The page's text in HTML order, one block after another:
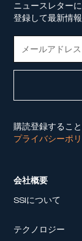
ニュースレターに
登録して最新情
購読登録するこ
プライバシーポ
会社概要
SSIについて
テクノロジー